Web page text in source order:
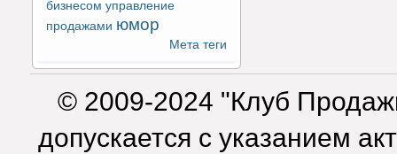
бизнесом управление
продажами юмор
Мета теги
© 2009-2024 "Клуб
допускается с указанием